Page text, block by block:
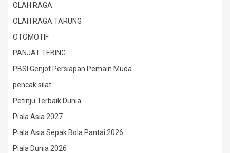
OLAH RAGA
OLAH RAGA TARUNG
OTOMOTIF
PANJAT TEBING
PBSI Genjot Persiapan Pemain Muda
pencak silat
Petinju Terbaik Dunia
Piala Asia 2027
Piala Asia Sepak Bola Pantai 2026
Piala Dunia 2026